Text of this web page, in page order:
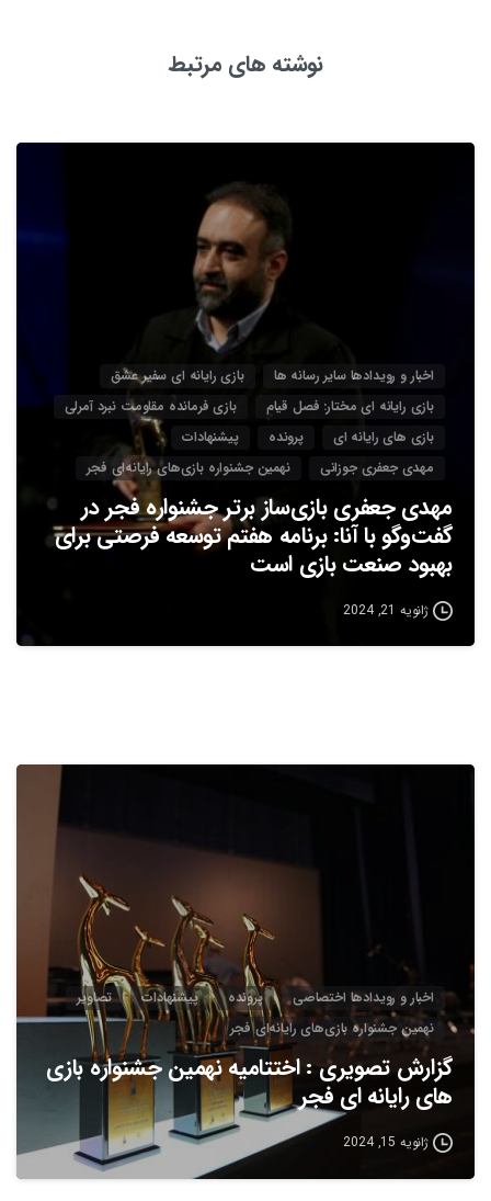
نوشته های مرتبط
اخبار و رویدادها سایر رسانه ها
بازی رایانه ای سفیر عشق
بازی رایانه ای مختار: فصل قیام
بازی فرمانده مقاومت نبرد آمرلی
بازی های رایانه ای
پرونده
پیشنهادات
مهدی جعفری جوزانی
نهمین جشنواره بازی‌های رایانه‌ای فجر
مهدی جعفری بازی‌ساز برتر جشنواره فجر در
گفت‌وگو با آنا: برنامه هفتم توسعه فرصتی برای
بهبود صنعت بازی است
ژانویه 21, 2024
اخبار و رویدادها اختصاصی پرونده پیشنهادات
تصاویر
نهمین جشنواره بازی‌های رایانه‌ای فجر
گزارش تصویری : اختتامیه نهمین جشنواره بازی
های رایانه ای فجر
ژانویه 15, 2024